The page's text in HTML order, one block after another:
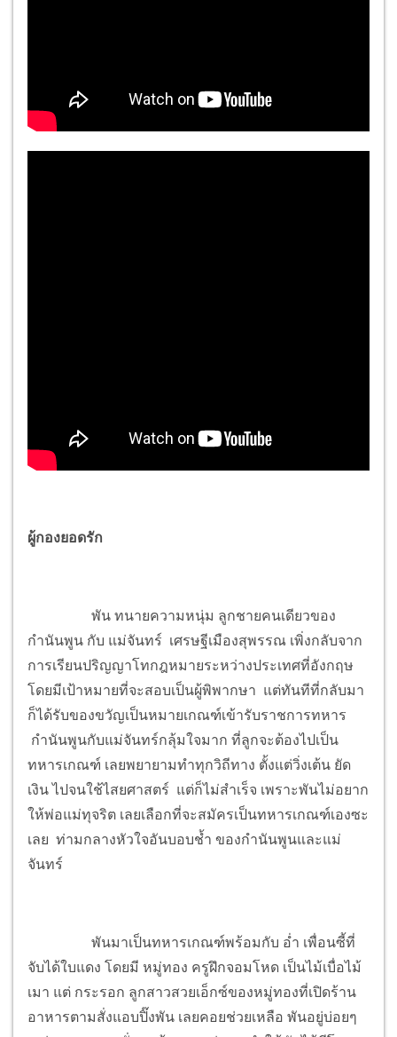
ผู้กองยอดรัก
พัน ทนายความหนุ่ม ลูกชายคนเดียวของ
กำนันพูน กับ แม่จันทร์ เศรษฐีเมืองสุพรรณ เพิ่งกลับจาก
การเรียนปริญญาโทกฎหมายระหว่างประเทศที่อังกฤษ
โดยมีเป้าหมายที่จะสอบเป็นผู้พิพากษา แต่ทันทีที่กลับมา
ก็ได้รับของขวัญเป็นหมายเกณฑ์เข้ารับราชการทหาร
กำนันพูนกับแม่จันทร์กลุ้มใจมาก ที่ลูกจะต้องไปเป็น
ทหารเกณฑ์ เลยพยายามทำทุกวิถีทาง ตั้งแต่วิ่งเต้น ยัด
เงิน ไปจนใช้ไสยศาสตร์ แต่ก็ไม่สำเร็จ เพราะพันไม่อยาก
ให้พ่อแม่ทุจริต เลยเลือกที่จะสมัครเป็นทหารเกณฑ์เองซะ
เลย ท่ามกลางหัวใจอันบอบช้ำ ของกำนันพูนและแม่
จันทร์
พันมาเป็นทหารเกณฑ์พร้อมกับ อ่ำ เพื่อนซี้ที่
จับได้ใบแดง โดยมี หมู่ทอง ครูฝึกจอมโหด เป็นไม้เบื่อไม้
เมา แต่ กระรอก ลูกสาวสวยเอ็กซ์ของหมู่ทองที่เปิดร้าน
อาหารตามสั่งแอบปิ๊งพัน เลยคอยช่วยเหลือ พันอยู่บ่อยๆ